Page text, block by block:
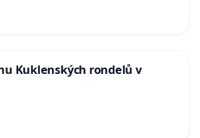
Kuklenských rondelů v